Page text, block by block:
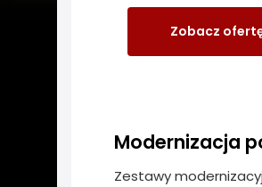
Zobacz
Modernizacja
Zestawy